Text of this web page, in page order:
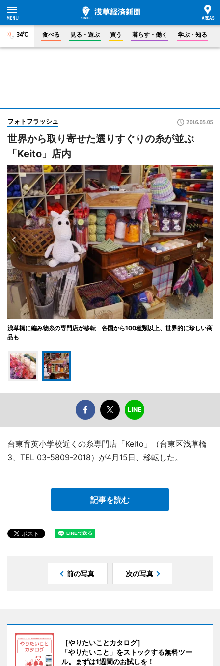
34°C 食べる 見る・遊ぶ 買う 暮らす・働く 学ぶ・知る
フォトフラッシュ 2016.05.05
世界から取り寄せた選りすぐりの糸が並ぶ
「Keito」店内
浅草橋に編み物糸の専門店が移転 各国から100種類以上、世界的に珍しい商
品も
台東育英小学校近くの糸専門店「Keito」（台東区浅草橋
3、TEL 03-5809-2018）が4月15日、移転した。
記事を読む
前の写真 次の写真
［やりたいことカタログ］
「やりたいこと」をストックする無料ツー
ル。まずは1週間のお試しを！